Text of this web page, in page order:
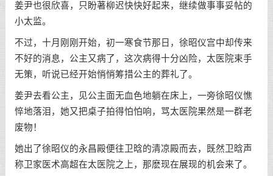
姜尹也很欣喜，只盼著柳迟快快好起来，继续做事事妥帖的
小太监。
不过，十月刚刚开始，初一寒食节那日，徐昭仪宫中却传来
不好的消息，公主又病了，这次病得十分凶险，太医院束手
无策，听说已经开始悄悄筹措公主的葬礼了。
姜尹去看公主，见公主面无血色地躺在床上，一旁徐昭仪憔
悴地落泪，她又把桌子拍得怕怕响，骂太医院果然是一群老
废物！
她出了徐昭仪的永昌殿便往卫晗的清凉殿而去，既然卫晗声
称卫家医术高超在太医院之上，那麽现在展现的机会来了。